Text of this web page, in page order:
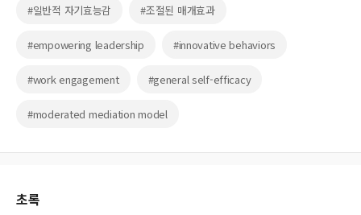
#일반적 자기효능감 #조절된 매개효과
#empowering leadership #innovative behaviors
#work engagement #general self-efficacy
#moderated mediation model
초록